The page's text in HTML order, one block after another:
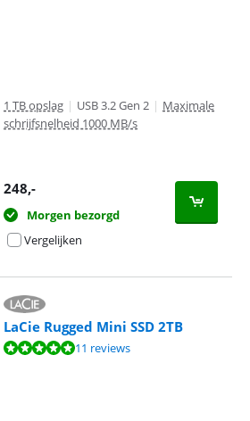
1 TB opslag | USB 3.2 Gen 2 | Maximale
schrijfsnelheid 1000 MB/s
248,-
Morgen bezorgd
Vergelijken
LaCie Rugged Mini SSD 2TB
gebaseerd op 11 reviews.
11 reviews